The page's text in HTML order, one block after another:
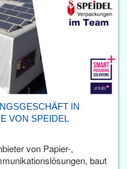
IN
VON SPEIDEL
von Papier-,
baut